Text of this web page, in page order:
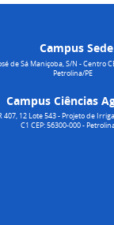
Campus Sede
de Sá Maniçoba, S/N - Centro
Petrolina/PE
Campus Ciências
407, 12 Lote 543 - Projeto de
C1 CEP: 56300-000 -